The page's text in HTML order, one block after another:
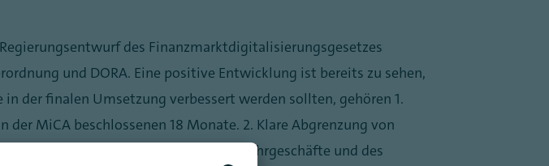
des Finanzmarktdigitalisierungsgesetzes
und DORA. Eine positive Entwicklung ist bereits zu sehen,
der finalen Umsetzung verbessert werden sollten, gehören 1.
MiCA beschlossenen 18 Monate. 2. Klare Abgrenzung von
für qualifizierte Kryptoverwahrgeschäfte und des